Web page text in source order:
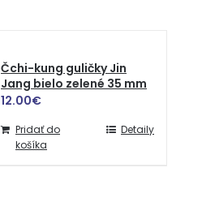
Čchi-kung guličky Jin
Jang bielo zelené 35 mm
12.00€
Pridať do
košíka
Detaily